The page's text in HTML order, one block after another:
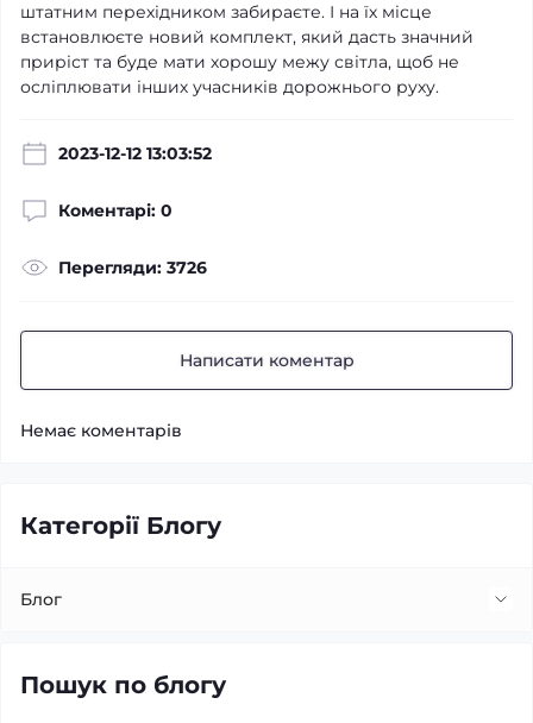
штатним перехідником забираєте. І на їх місце
встановлюєте новий комплект, який дасть значний
приріст та буде мати хорошу межу світла, щоб не
осліплювати інших учасників дорожнього руху.
2023-12-12 13:03:52
Коментарі: 0
Перегляди: 3726
Написати коментар
Немає коментарів
Категорії Блогу
Блог
Пошук по блогу